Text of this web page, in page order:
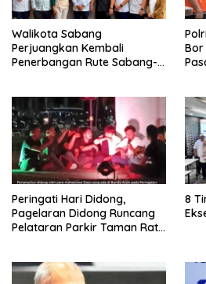
Walikota Sabang
Perjuangkan Kembali
Penerbangan Rute Sabang-
Peringati Hari Didong,
Pagelaran Didong Runcang
Pelataran Parkir Taman Ratu
8